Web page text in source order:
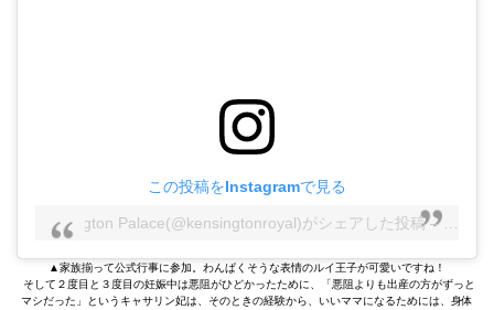
この投稿をInstagramで見る
Kensington Palace(@kensingtonroyal)がシェアした投稿–
▲家族揃って公式行事に参加。わんぱくそうな表情のルイ王子が可愛いですね！
そして２度目と３度目の妊娠中は悪阻がひどかったために、「悪阻よりも出産の方がずっと
マシだった」というキャサリン妃は、そのときの経験から、いいママになるためには、身体